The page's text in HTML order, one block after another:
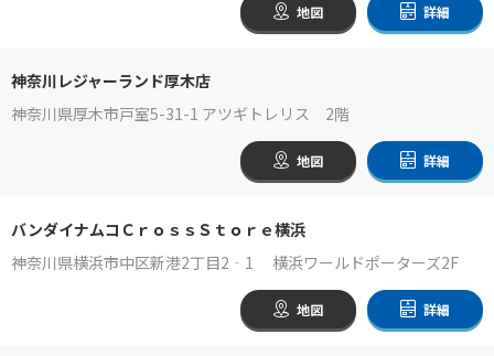
地図 詳細
神奈川レジャーランド厚木店
神奈川県厚木市戸室5-31-1 アツギトレリス 2階
地図 詳細
バンダイナムコＣｒｏｓｓＳｔｏｒｅ横浜
神奈川県横浜市中区新港2丁目2‐1 横浜ワールドポーターズ2F
地図 詳細